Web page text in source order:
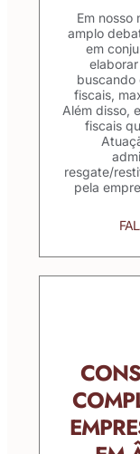
Em
amplo
em
buscando
fiscais,
Além disso,
fiscais
resgate/
pela